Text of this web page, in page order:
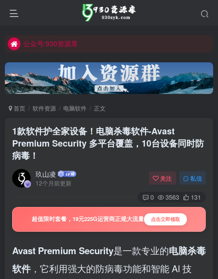
公众号:930资源库
首页 软件资源 电脑软件 正文
1款软件护全家设备！电脑杀毒软件-Avast
Premium Security 多平台覆盖，10台设备同时防
病毒！
玖山凌
12个月前更新
关注 私信
0 3563 131
超值限时套餐，19元225G运营商正规大流量 点击立即领取
Avast Premium Security是一款专业的电脑杀毒
软件 ，它利用强大的防病毒功能和智能 AI 技